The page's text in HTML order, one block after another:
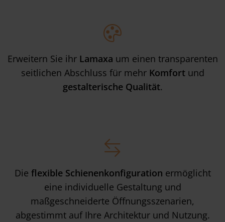
Erweitern Sie ihr Lamaxa um einen transparenten
seitlichen Abschluss für mehr Komfortund
gestalterische Qualität.
Die flexible Schienenkonfiguration ermöglicht
eine individuelle Gestaltung und
maßgeschneiderte Öffnungsszenarien,
abgestimmt auf Ihre Architektur und Nutzung.